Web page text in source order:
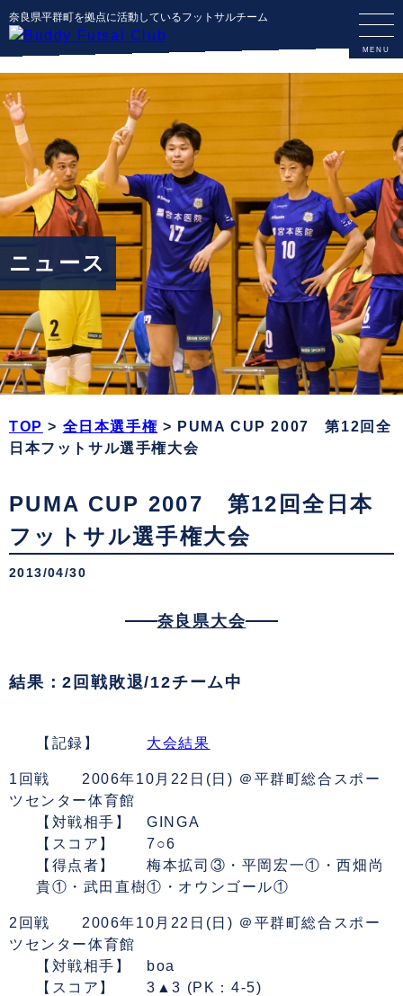
奈良県平群町を拠点に活動しているフットサルチーム
ニュース
TOP > 全日本選手権 > PUMA CUP 2007 第12回全
日本フットサル選手権大会
PUMA CUP 2007 第12回全日本
フットサル選手権大会
2013/04/30
奈良県大会
結果：2回戦敗退/12チーム中
【記録】 大会結果
1回戦 2006年10月22日(日) ＠ 平群町総合スポー
ツセンター体育館
【対戦相手】 GINGA
【スコア】 7○6
【得点者】 梅本拡司③・平岡宏一①・西畑尚
貴①・武田直樹①・オウンゴール①
2回戦 2006年10月22日(日) ＠ 平群町総合スポー
ツセンター体育館
【対戦相手】 boa
【スコア】 3▲3 (PK：4-5)